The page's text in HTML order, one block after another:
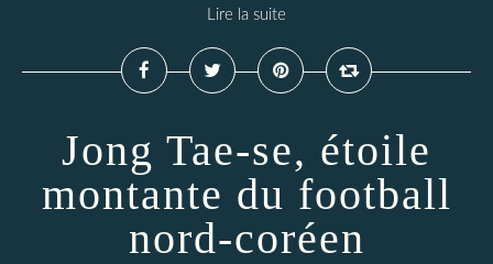
Lire la suite
Jong Tae-se, étoile
montante du football
nord-coréen